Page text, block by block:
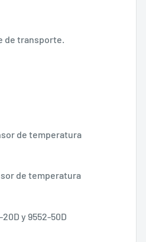
de transporte.
de temperatura
de temperatura
y 9552-50D